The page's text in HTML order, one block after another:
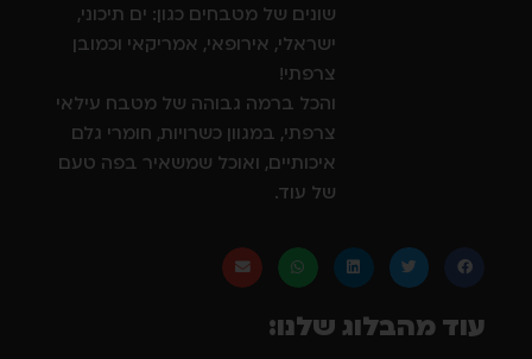
שונים של מטבחים כגון: ים תיכוני,
ישראלי, אירופאי, אמריקאי וכמובן
צרפתי!
והכל ברמה גבוהה של מטבח עילאי
צרפתי, במגוון כשרויות, חומרי גלם
איכותיים, ואוכל שמשאיר בפה טעם
של עוד.
עוד מהבלוג שלנו: